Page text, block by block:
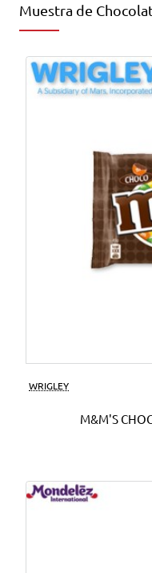
Muestra de
WRIGLEY
M&M'S